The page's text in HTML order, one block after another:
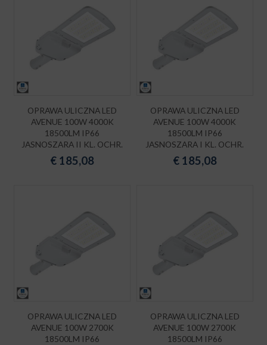
OPRAWA ULICZNA LED
AVENUE 100W 4000K
18500LM IP66
JASNOSZARA II KL. OCHR.
€ 185,08
OPRAWA ULICZNA LED
AVENUE 100W 4000K
18500LM IP66
JASNOSZARA I KL. OCHR.
€ 185,08
OPRAWA ULICZNA LED
AVENUE 100W 2700K
18500LM IP66
OPRAWA ULICZNA LED
AVENUE 100W 2700K
18500LM IP66